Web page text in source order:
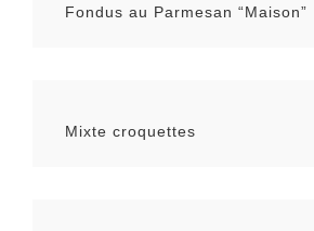
Fondus au Parmesan “Maison”
Mixte croquettes